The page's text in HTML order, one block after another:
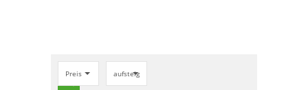
Preis aufsteigend
search